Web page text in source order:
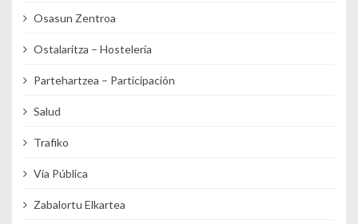
Osasun Zentroa
Ostalaritza – Hostelería
Partehartzea – Participación
Salud
Trafiko
Vía Pública
Zabalortu Elkartea